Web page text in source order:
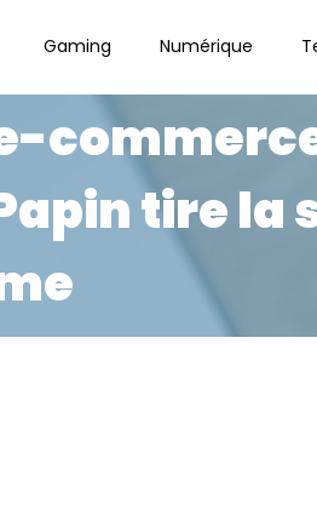
Gaming Numérique
tire la